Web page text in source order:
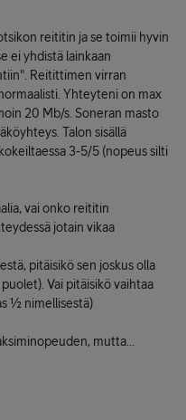
reititin ja se toimii hyvin
ei yhdistä lainkaan
Reitittimen virran
Yhteyteni on max
20 Mb/s. Soneran masto
Talon sisällä
3-5/5 (nopeus silti
vai onko reititin
jotain vikaa
pitäisikö sen joskus olla
Vai pitäisikö vaihtaa
½ nimellisestä)
mutta...